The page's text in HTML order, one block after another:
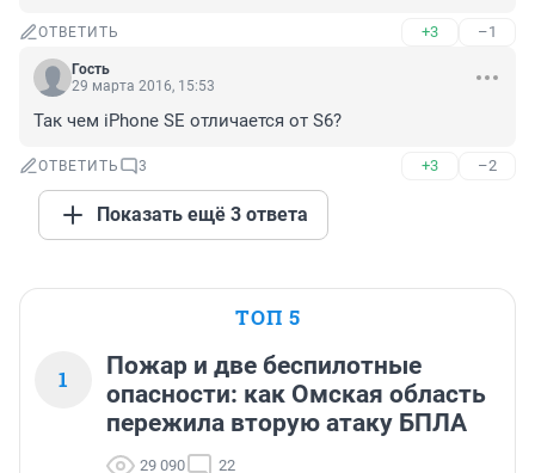
ОТВЕТИТЬ +3 –1
Гость
29 марта 2016, 15:53
Так чем iPhone SE отличается от S6?
ОТВЕТИТЬ 3 +3 –2
Показать ещё 3 ответа
ТОП 5
1
Пожар и две беспилотные
опасности: как Омская область
пережила вторую атаку БПЛА
29 090 22